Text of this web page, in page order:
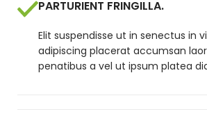
PARTURIENT FRINGILLA.
Elit suspendisse ut in senectus in
adipiscing placerat accumsan
penatibus a vel ut ipsum platea